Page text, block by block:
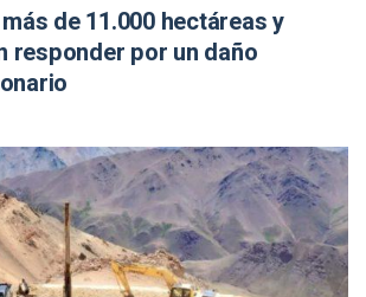
de 11.000 hectáreas y
responder por un daño